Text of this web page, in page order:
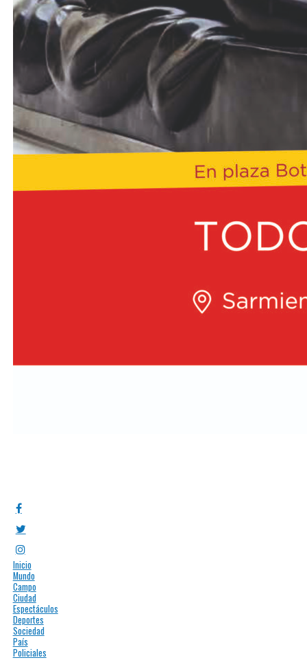
Inicio
Mundo
Campo
Ciudad
Espectáculos
Deportes
Sociedad
País
Policiales